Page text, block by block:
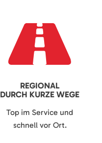
REGIONAL
DURCH KURZE WEGE
Top im Service und
schnell vor Ort.